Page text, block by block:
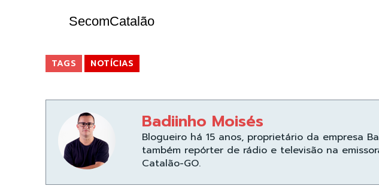
SecomCatalão
TAGS NOTÍCIAS
Badiinho Moisés
Blogueiro há 15 anos, proprietário da empresa
também repórter de rádio e televisão na
Catalão-GO.